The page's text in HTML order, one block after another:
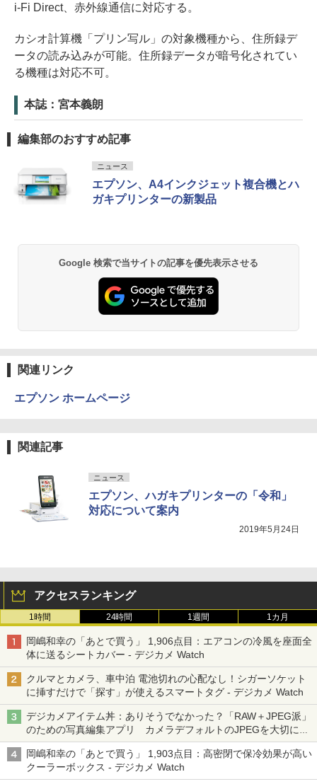
i-Fi Direct、赤外線通信に対応する。
カシオ計算機「プリン写ル」の対象機種から、住所録デ
ータの読み込みが可能。住所録データが暗号化されてい
る機種は対応不可。
本誌：宮本義朗
編集部のおすすめ記事
ニュース
エプソン、A4インクジェット複合機とハ
ガキプリンターの新製品
Google 検索で当サイトの記事を優先表示させる
関連リンク
エプソン ホームページ
関連記事
ニュース
エプソン、ハガキプリンターの「令和」
対応について案内
2019年5月24日
アクセスランキング
1時間 24時間 1週間 1カ月
岡嶋和幸の「あとで買う」 1,906点目：エアコンの冷風を座面全
体に送るシートカバー - デジカメ Watch
クルマとカメラ、車中泊 電池切れの心配なし！シガーソケット
に挿すだけで「探す」が使えるスマートタグ - デジカメ Watch
デジカメアイテム丼：ありそうでなかった？「RAW＋JPEG派」
のための写真編集アプリ カメラデフォルトのJPEGを大切にす
る「Filmator」
岡嶋和幸の「あとで買う」 1,903点目：高密閉で保冷効果が高い
クーラーボックス - デジカメ Watch